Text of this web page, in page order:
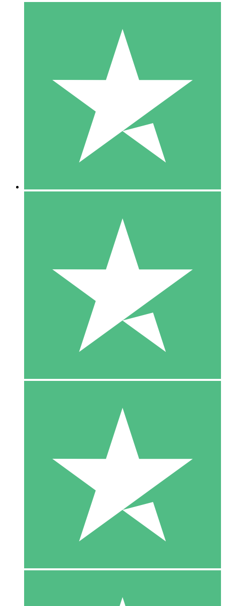
Individuella Kreditpaket
Betala per användning med nedladdningskrediter. Inget
1 Nedladdningar
10 00
10 Nedladdningar
20 00